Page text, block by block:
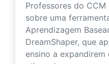
Professores do
sobre uma
Aprendizagem
DreamShaper, que
ensino a